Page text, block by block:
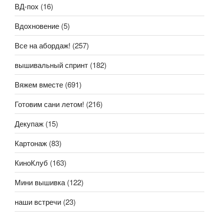
ВД-пох (16)
Вдохновение (5)
Все на абордаж! (257)
вышивальный спринт (182)
Вяжем вместе (691)
Готовим сани летом! (216)
Декупаж (15)
Картонаж (83)
КиноКлуб (163)
Мини вышивка (122)
наши встречи (23)